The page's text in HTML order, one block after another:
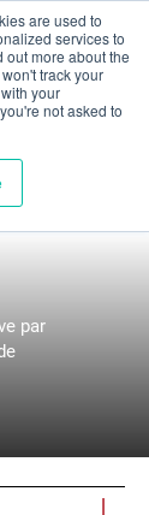
are used to
services to
out more about the
track your
your
not asked to
par